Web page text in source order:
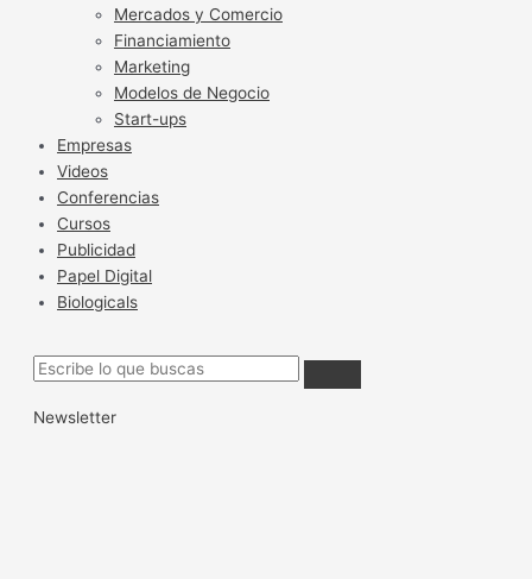
Mercados y Comercio
Financiamiento
Marketing
Modelos de Negocio
Start-ups
Empresas
Videos
Conferencias
Cursos
Publicidad
Papel Digital
Biologicals
Newsletter